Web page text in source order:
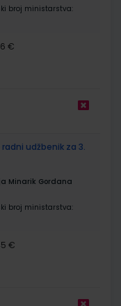
broj ministarstva:
€
radni udžbenik za 3.
Minarik Gordana
broj ministarstva:
€